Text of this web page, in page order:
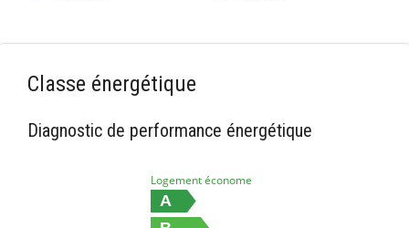
Classe énergétique
Diagnostic de performance énergétique
Logement économe
A